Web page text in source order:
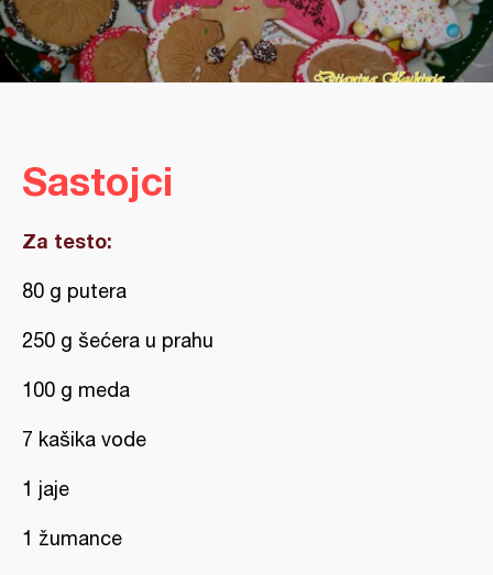
Sastojci
Za testo:
80 g putera
250 g šećera u prahu
100 g meda
7 kašika vode
1 jaje
1 žumance